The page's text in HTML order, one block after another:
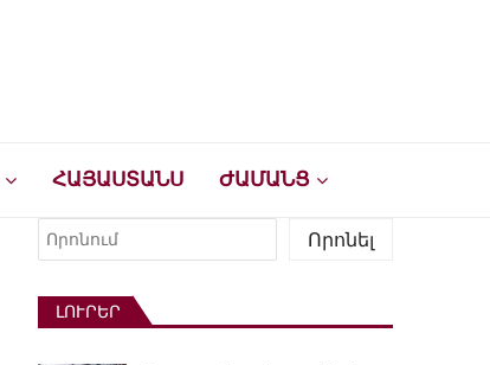
ՀԱՅԱՍՏԱՆՍ ԺԱՄԱՆՑ
Որոնել
Որոնել
ԼՈՒՐԵՐ